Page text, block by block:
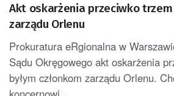
Akt oskarżenia przeciwko trzem
zarządu Orlenu
Prokuratura eRgionalna w
Sądu Okręgowego akt oskarżenia
byłym członkom zarządu Orlenu.